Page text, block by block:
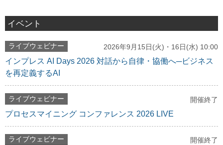
イベント
ライブウェビナー 2026年9月15日(火)・16日(水) 10:00
インプレス AI Days 2026 対話から自律・協働へ─ビジネス
を再定義するAI
ライブウェビナー 開催終了
プロセスマイニング コンファレンス 2026 LIVE
ライブウェビナー 開催終了